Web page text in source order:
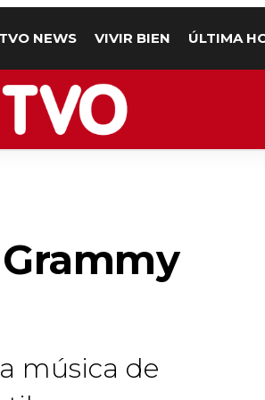
TVO NEWS VIVIR BIEN ÚLTIMA
música de